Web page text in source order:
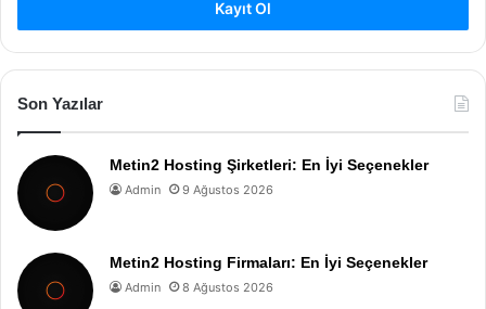
Kayıt Ol
Son Yazılar
Metin2 Hosting Şirketleri: En İyi Seçenekler
Admin 9 Ağustos 2026
Metin2 Hosting Firmaları: En İyi Seçenekler
Admin 8 Ağustos 2026